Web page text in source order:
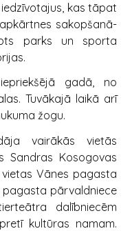
kas tāpat
sakopšanā-
parks un sporta
gadā, no
Tuvākajā laikā arī
žogu.
vairākās vietās
Sandras Kosogovas
Vānes pagasta
pārvaldniece
dalībniecēm
kultūras namam.